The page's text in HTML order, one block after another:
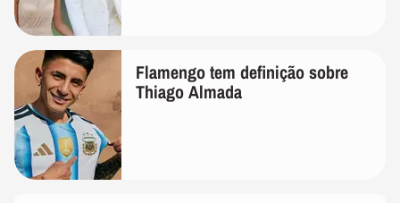
Flamengo tem definição sobre
Thiago Almada